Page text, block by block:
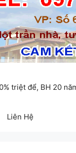
triệt để, BH 20
Liên Hệ